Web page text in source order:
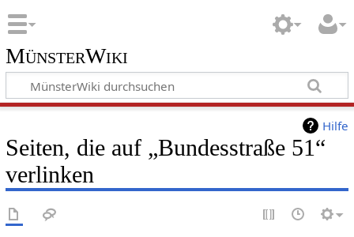
MünsterWiki
Hilfe
Seiten, die auf „Bundesstraße 51“
verlinken